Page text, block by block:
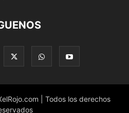
| Todos los derechos